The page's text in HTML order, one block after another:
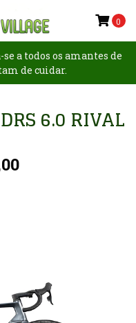
a todos os amantes de
de cuidar.
0
6.0 RIVAL